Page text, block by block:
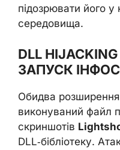
підозрювати його у
середовища.
DLL
ЗАПУСК
Обидва розширення
виконуваний файл
скриншотів
DLL‑бібліотеку.